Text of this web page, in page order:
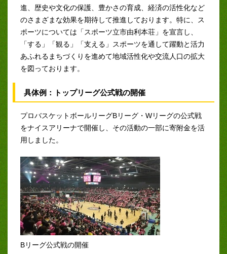
進、歴史や文化の保護、豊かさの育成、経済の活性化など
のさまざまな効果を期待して推進しております。特に、ス
ポーツについては「スポーツ立市由利本荘」を宣言し、
「する」「観る」「支える」スポーツを通して躍動と活力
あふれるまちづくりを進めて地域活性化や交流人口の拡大
を図っております。
具体例：トップリーグ公式戦の開催
プロバスケットボールリーグBリーグ・Wリーグの公式戦
をナイスアリーナで開催し、その活動の一部に寄附金を活
用しました。
Bリーグ公式戦の開催